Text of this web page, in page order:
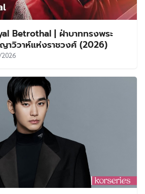
Betrothal | ฝ่าบาททรงพระ
วิวาห์แห่งราชวงศ์ (2026)